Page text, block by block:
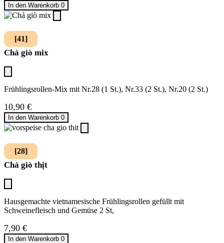
In den Warenkorb 0
[41]
Chả giò mix
Frühlingsrollen-Mix mit Nr.28 (1 St.), Nr.33 (2 St.), Nr.20 (2 St.)
10,90 €
In den Warenkorb 0
[28]
Chả giò thịt
Hausgemachte vietnamesische Frühlingsrollen gefüllt mit
Schweinefleisch und Gemüse 2 St,
7,90 €
In den Warenkorb 0